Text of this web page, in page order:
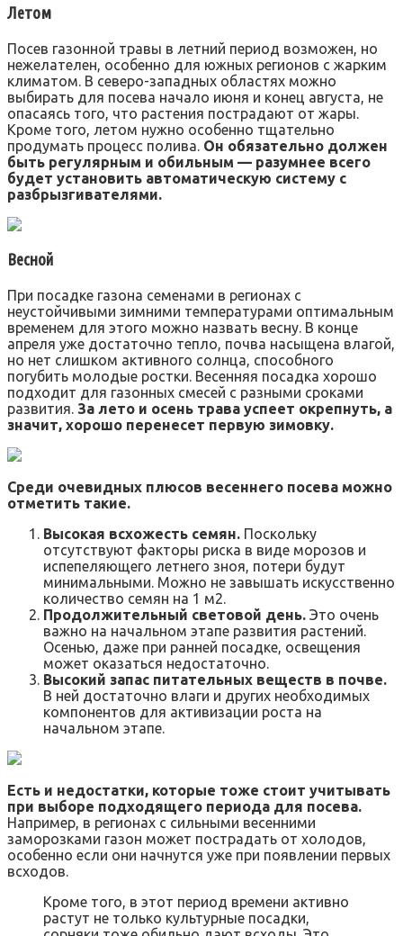
Летом
Посев газонной травы в летний период возможен, но
нежелателен, особенно для южных регионов с жарким
климатом. В северо-западных областях можно
выбирать для посева начало июня и конец августа, не
опасаясь того, что растения пострадают от жары.
Кроме того, летом нужно особенно тщательно
продумать процесс полива. Он обязательно должен
быть регулярным и обильным — разумнее всего
будет установить автоматическую систему с
разбрызгивателями.
Весной
При посадке газона семенами в регионах с
неустойчивыми зимними температурами оптимальным
временем для этого можно назвать весну. В конце
апреля уже достаточно тепло, почва насыщена влагой,
но нет слишком активного солнца, способного
погубить молодые ростки. Весенняя посадка хорошо
подходит для газонных смесей с разными сроками
развития. За лето и осень трава успеет окрепнуть, а
значит, хорошо перенесет первую зимовку.
Среди очевидных плюсов весеннего посева можно
отметить такие.
Высокая всхожесть семян. Поскольку
отсутствуют факторы риска в виде морозов и
испепеляющего летнего зноя, потери будут
минимальными. Можно не завышать искусственно
количество семян на 1 м2.
Продолжительный световой день. Это очень
важно на начальном этапе развития растений.
Осенью, даже при ранней посадке, освещения
может оказаться недостаточно.
Высокий запас питательных веществ в почве.
В ней достаточно влаги и других необходимых
компонентов для активизации роста на
начальном этапе.
Есть и недостатки, которые тоже стоит учитывать
при выборе подходящего периода для посева.
Например, в регионах с сильными весенними
заморозками газон может пострадать от холодов,
особенно если они начнутся уже при появлении первых
всходов.
Кроме того, в этот период времени активно
растут не только культурные посадки,